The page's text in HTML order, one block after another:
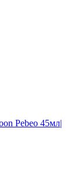
Pebeo 45мл|